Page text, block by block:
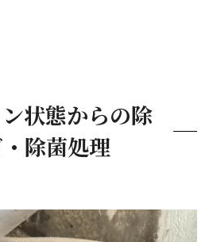
状態からの除
除菌処理